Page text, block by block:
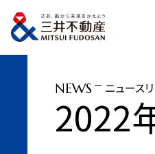
トップページ ニュースリリース
NEWS ニュース
2022